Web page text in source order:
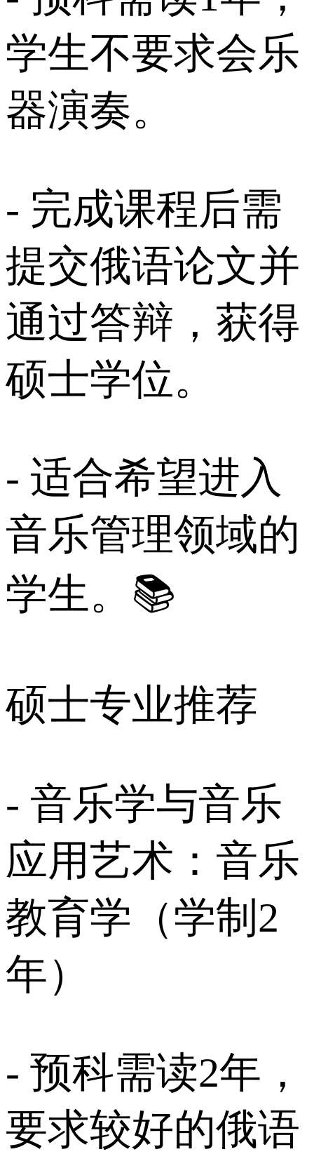
学生不要求会乐
器演奏。
- 完成课程后需
提交俄语论文并
通过答辩，获得
硕士学位。
- 适合希望进入
音乐管理领域的
学生。📚
硕士专业推荐
- 音乐学与音乐
应用艺术：音乐
教育学（学制2
年）
- 预科需读2年，
要求较好的俄语